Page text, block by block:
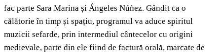
fac parte Sara Marina și Ángeles Núñez. Gândit ca o
călătorie în timp și spațiu, programul va aduce spiritul
muzicii sefarde, prin intermediul cântecelor cu origini
medievale, parte din ele fiind de factură orală, marcate de